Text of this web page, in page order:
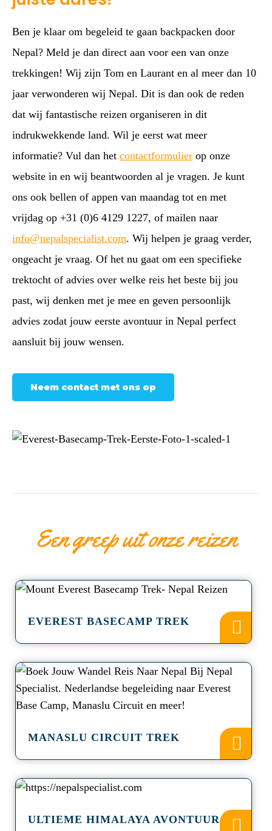
Ben je klaar om begeleid te gaan backpacken door
Nepal? Meld je dan direct aan voor een van onze
trekkingen! Wij zijn Tom en Laurant en al meer dan 10
jaar verwonderen wij Nepal. Dit is dan ook de reden
dat wij fantastische reizen organiseren in dit
indrukwekkende land. Wil je eerst wat meer
informatie? Vul dan het contactformulier op onze
website in en wij beantwoorden al je vragen. Je kunt
ons ook bellen of appen van maandag tot en met
vrijdag op +31 (0)6 4129 1227, of mailen naar
info@nepalspecialist.com. Wij helpen je graag verder,
ongeacht je vraag. Of het nu gaat om een specifieke
trektocht of advies over welke reis het beste bij jou
past, wij denken met je mee en geven persoonlijk
advies zodat jouw eerste avontuur in Nepal perfect
aansluit bij jouw wensen.
Neem contact met ons op
Een greep uit onze reizen
EVEREST BASECAMP TREK
a
MANASLU CIRCUIT TREK
a
ULTIEME HIMALAYA AVONTUUR
a